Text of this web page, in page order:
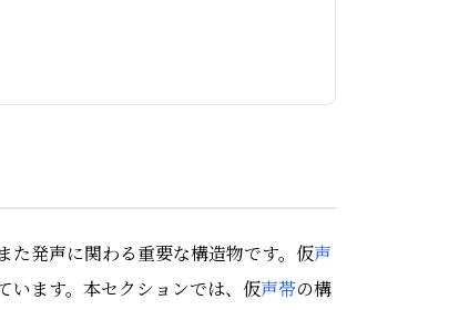
た発声に関わる重要な構造物です。仮声
います。本セクションでは、仮声帯の構